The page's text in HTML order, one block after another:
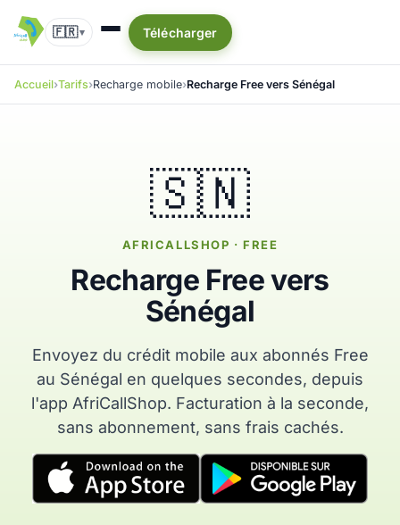
🇫🇷▾ Télécharger
Accueil Tarifs Recharge mobile Recharge Free vers Sénégal
🇸🇳
AFRICALLSHOP · FREE
Recharge Free vers
Sénégal
Envoyez du crédit mobile aux abonnés Free
au Sénégal en quelques secondes, depuis
l'app AfriCallShop. Facturation à la seconde,
sans abonnement, sans frais cachés.